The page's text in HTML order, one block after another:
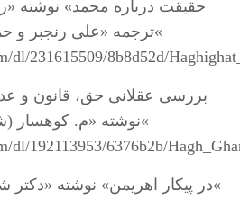
ترجمه «علی رنجبر و حمیدرضا عبدالحی«
dl/231615509/8b8d52d/
نوشته «م. کوهسار (شاهرخ مسکوب)«
dl/192113953/6376b2b/
«در پیکار اهریمن» نوشته «دکتر شجاع الدین شفا«